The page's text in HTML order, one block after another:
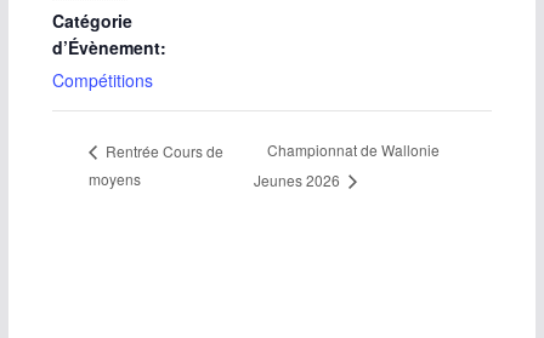
Catégorie
d’Évènement:
Compétitions
Rentrée Cours de
moyens
Championnat de Wallonie
Jeunes 2026